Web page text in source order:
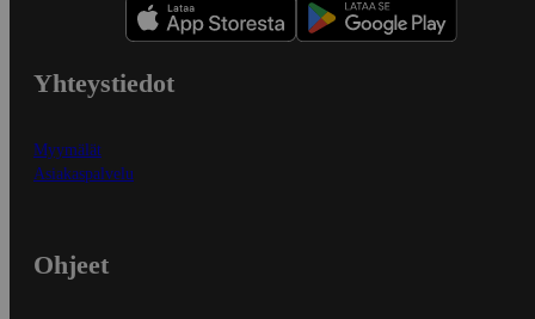
Yhteystiedot
Myymälät
Asiakaspalvelu
Ohjeet